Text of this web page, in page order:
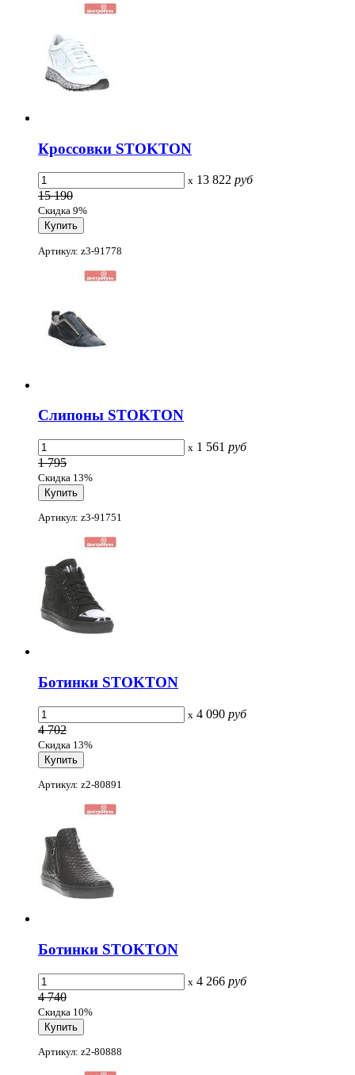
Кроссовки STOKTON
x 13 822 руб
15 190
Скидка 9%
Артикул: z3-91778
Слипоны STOKTON
x 1 561 руб
1 795
Скидка 13%
Артикул: z3-91751
Ботинки STOKTON
x 4 090 руб
4 702
Скидка 13%
Артикул: z2-80891
Ботинки STOKTON
x 4 266 руб
4 740
Скидка 10%
Артикул: z2-80888